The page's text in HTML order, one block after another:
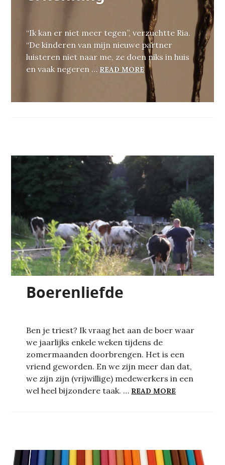
“Ik kan er niet meer tegen”, verzuchtte Ria.
“De kinderen van mijn nieuwe partner
luisteren niet naar me, ze doen niks in huis
en vaak negeren … READ MOREEEN NIEUW
Boerenliefde
Ben je triest? Ik vraag het aan de boer waar
we jaarlijks enkele weken tijdens de
zomermaanden doorbrengen. Het is een
vriend geworden. En we zijn meer dan dat,
we zijn zijn (vrijwillige) medewerkers in een
wel heel bijzondere taak. … READ MORE